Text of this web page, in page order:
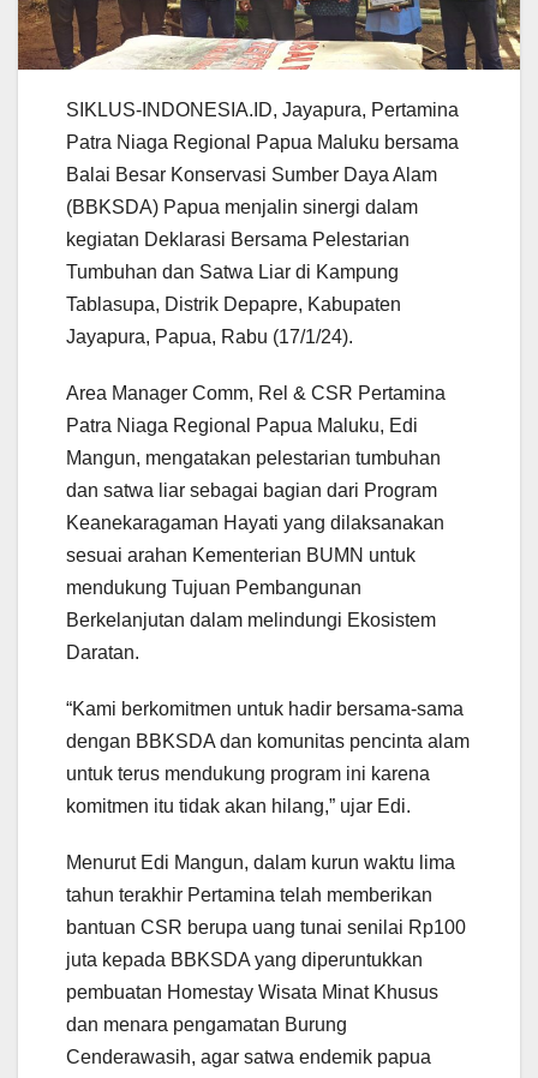
SIKLUS-INDONESIA.ID, Jayapura, Pertamina
Patra Niaga Regional Papua Maluku bersama
Balai Besar Konservasi Sumber Daya Alam
(BBKSDA) Papua menjalin sinergi dalam
kegiatan Deklarasi Bersama Pelestarian
Tumbuhan dan Satwa Liar di Kampung
Tablasupa, Distrik Depapre, Kabupaten
Jayapura, Papua, Rabu (17/1/24).
Area Manager Comm, Rel & CSR Pertamina
Patra Niaga Regional Papua Maluku, Edi
Mangun, mengatakan pelestarian tumbuhan
dan satwa liar sebagai bagian dari Program
Keanekaragaman Hayati yang dilaksanakan
sesuai arahan Kementerian BUMN untuk
mendukung Tujuan Pembangunan
Berkelanjutan dalam melindungi Ekosistem
Daratan.
“Kami berkomitmen untuk hadir bersama-sama
dengan BBKSDA dan komunitas pencinta alam
untuk terus mendukung program ini karena
komitmen itu tidak akan hilang,” ujar Edi.
Menurut Edi Mangun, dalam kurun waktu lima
tahun terakhir Pertamina telah memberikan
bantuan CSR berupa uang tunai senilai Rp100
juta kepada BBKSDA yang diperuntukkan
pembuatan Homestay Wisata Minat Khusus
dan menara pengamatan Burung
Cenderawasih, agar satwa endemik papua